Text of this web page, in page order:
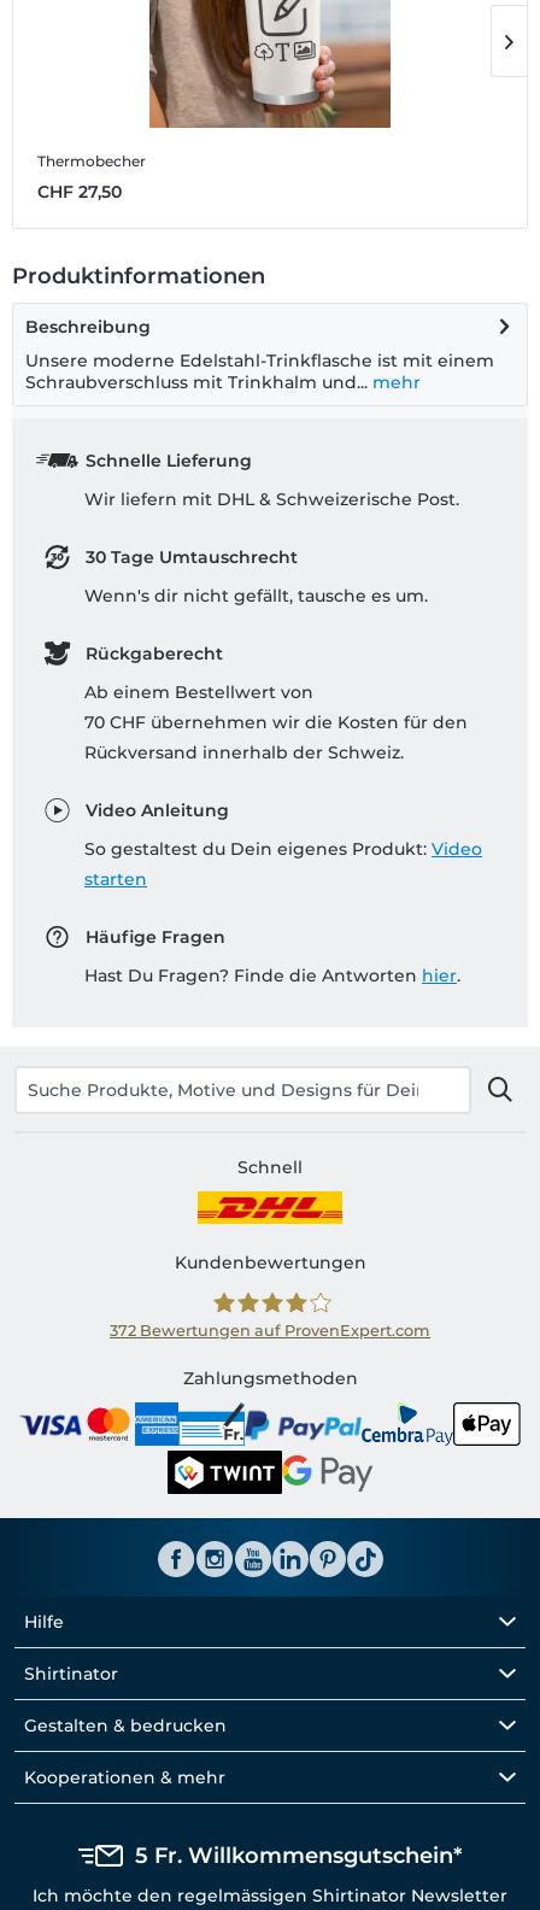
Thermobecher
CHF 27,50
Produktinformationen
Beschreibung
Unsere moderne Edelstahl-Trinkflasche ist mit einem
Schraubverschluss mit Trinkhalm und... mehr
Schnelle Lieferung
Wir liefern mit DHL & Schweizerische Post.
30 Tage Umtauschrecht
Wenn's dir nicht gefällt, tausche es um.
Rückgaberecht
Ab einem Bestellwert von
70 CHF übernehmen wir die Kosten für den
Rückversand innerhalb der Schweiz.
Video Anleitung
So gestaltest du Dein eigenes Produkt: Video
starten
Häufige Fragen
Hast Du Fragen? Finde die Antworten hier.
Schnell
Kundenbewertungen
Shirtinator CH
372 Bewertungen auf ProvenExpert.com
Zahlungsmethoden
Hilfe
Shirtinator
Gestalten & bedrucken
Kooperationen & mehr
5 Fr. Willkommensgutschein*
Ich möchte den regelmässigen Shirtinator Newsletter